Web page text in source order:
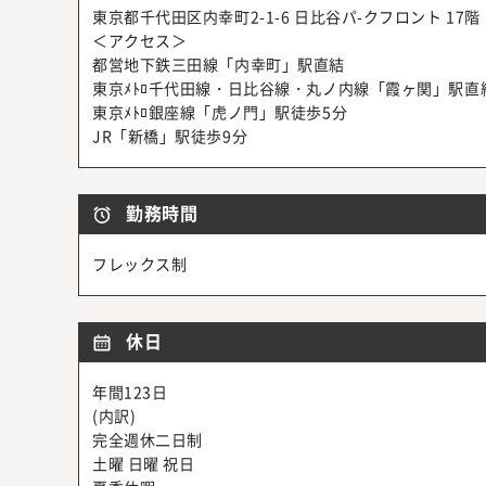
東京都千代田区内幸町2-1-6 日比谷パ-クフロント 17階
＜アクセス＞
都営地下鉄三田線「内幸町」駅直結
東京ﾒﾄﾛ千代田線・日比谷線・丸ノ内線「霞ヶ関」駅直
東京ﾒﾄﾛ銀座線「虎ノ門」駅徒歩5分
JR「新橋」駅徒歩9分
勤務時間
フレックス制
休日
年間123日
(内訳)
完全週休二日制
土曜 日曜 祝日